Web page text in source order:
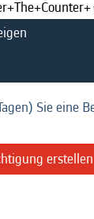
Sie eine
erstellen